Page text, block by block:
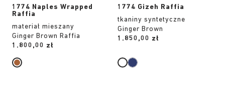
1774 Naples Wrapped
Raffia
materiał mieszany
Ginger Brown Raffia
Price:
1.800,00 zł
1774 Gizeh Raffia
tkaniny syntetyczne
Ginger Brown
Price:
1.850,00 zł